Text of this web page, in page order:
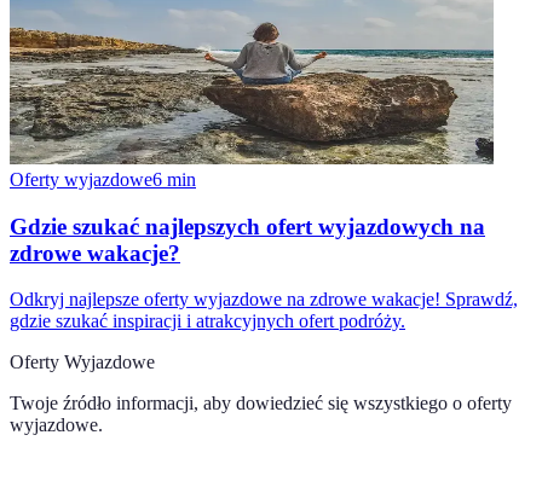
Oferty wyjazdowe6 min
Gdzie szukać najlepszych ofert wyjazdowych na
zdrowe wakacje?
Odkryj najlepsze oferty wyjazdowe na zdrowe wakacje! Sprawdź,
gdzie szukać inspiracji i atrakcyjnych ofert podróży.
Oferty Wyjazdowe
Twoje źródło informacji, aby dowiedzieć się wszystkiego o oferty
wyjazdowe.